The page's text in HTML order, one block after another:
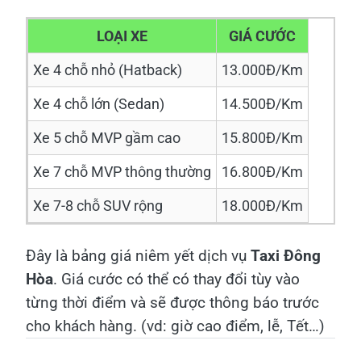
LOẠI XE
GIÁ CƯỚC
Xe 4 chỗ nhỏ (Hatback)
13.000Đ/Km
Xe 4 chỗ lớn (Sedan)
14.500Đ/Km
Xe 5 chỗ MVP gầm cao
15.800Đ/Km
Xe 7 chỗ MVP thông thường
16.800Đ/Km
Xe 7-8 chỗ SUV rộng
18.000Đ/Km
Đây là bảng giá niêm yết dịch vụ Taxi Đông
Hòa. Giá cước có thể có thay đổi tùy vào
từng thời điểm và sẽ được thông báo trước
cho khách hàng. (vd: giờ cao điểm, lễ, Tết…)